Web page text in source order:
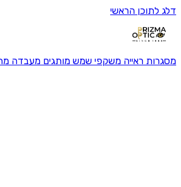
דלג לתוכן הראשי
מסגרות ראייה משקפי שמש מותגים מעבדה